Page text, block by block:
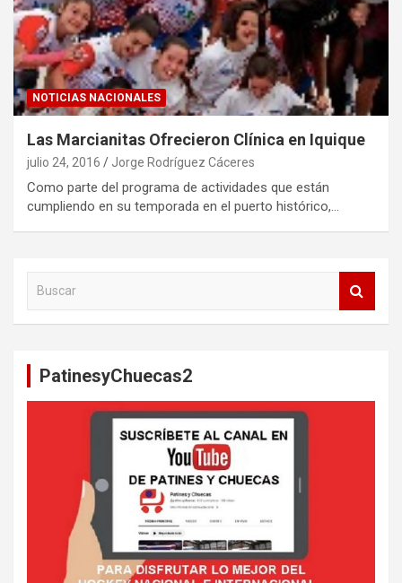
NOTICIAS NACIONALES
Las Marcianitas Ofrecieron Clínica en Iquique
julio 24, 2016 Jorge Rodríguez Cáceres
Como parte del programa de actividades que están
cumpliendo en su temporada en el puerto histórico,…
PatinesyChuecas2